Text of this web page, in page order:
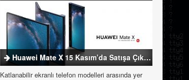
Huawei Mate X 15 Kasım’da Satışa Çıkıyor
Katlanabilir ekranlı telefon modelleri arasında yer